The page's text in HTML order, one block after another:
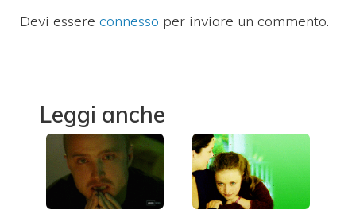
Devi essere connesso per inviare un commento.
Leggi anche